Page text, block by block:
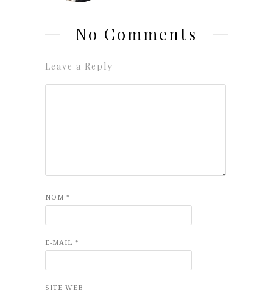
No Comments
Leave a Reply
NOM *
E-MAIL *
SITE WEB